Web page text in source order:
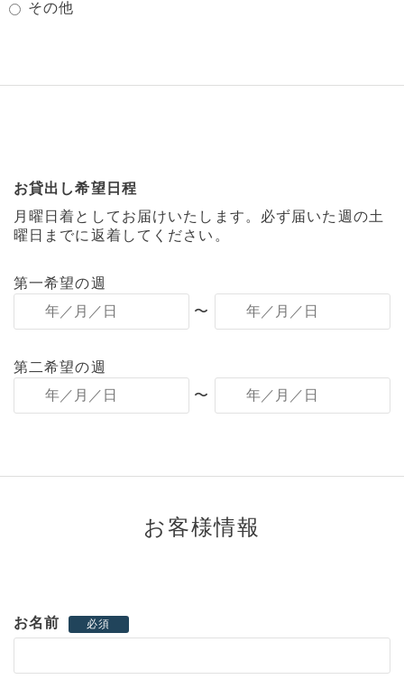
その他
お貸出し希望日程
月曜日着としてお届けいたします。必ず届いた週の土
曜日までに返着してください。
第一希望の週
〜
第二希望の週
〜
お客様情報
お名前 必須